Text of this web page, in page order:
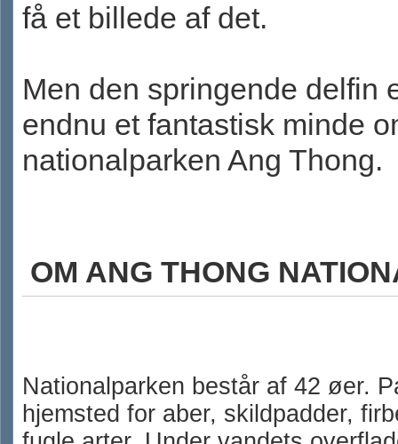
få et billede af det.
Men den springende delfin
endnu et fantastisk minde
nationalparken Ang Thong.
OM ANG THONG
Nationalparken består af 42 øer.
hjemsted for aber, skildpadder,